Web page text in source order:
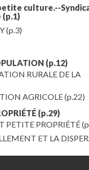
culture.--
(p.1)
(p.3)
(p.12)
RURALE DE LA
AGRICOLE(p.22)
(p.29)
PETITE PROPRIÉTÉ
ET LA